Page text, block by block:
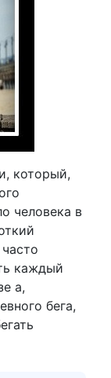
который,
человека в
каждый
а,
бега,